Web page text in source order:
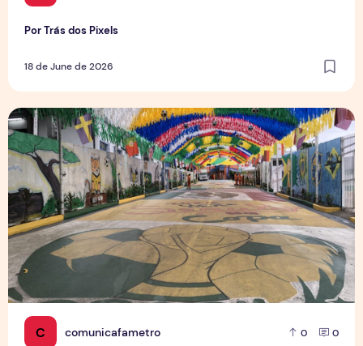
Por Trás dos Pixels
18 de June de 2026
C comunicafametro 0 0
Rua da Copa na Compensa: Os preparativos da Semulsp